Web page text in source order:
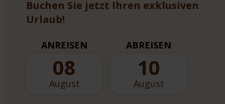
Buchen Sie jetzt Ihren exklusiven
Urlaub!
ANREISEN
08
August
ABREISEN
10
August